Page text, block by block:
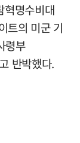
혁명수비대
트의 미군 기
령부
반박했다.